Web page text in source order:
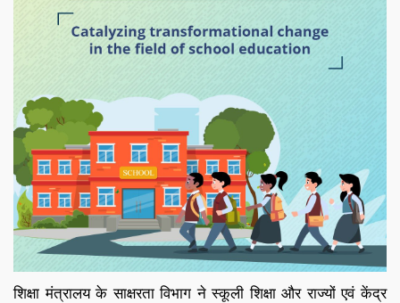
शिक्षा मंत्रालय के साक्षरता विभाग ने स्कूली शिक्षा और राज्यों एवं केंद्र